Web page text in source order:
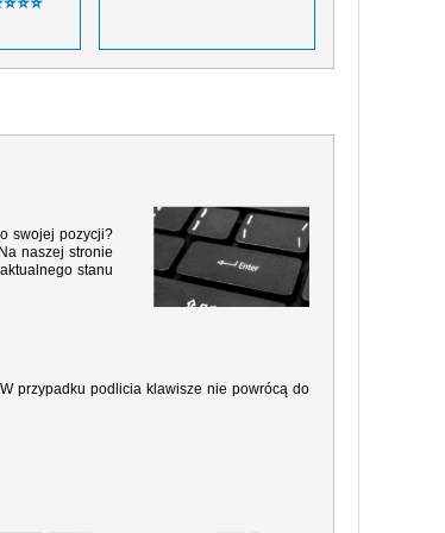
swojej pozycji?
naszej stronie
stanu
przypadku podlicia klawisze nie powrócą do